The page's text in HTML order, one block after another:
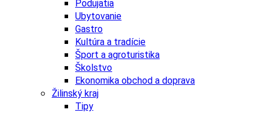
Podujatia
Ubytovanie
Gastro
Kultúra a tradície
Šport a agroturistika
Školstvo
Ekonomika obchod a doprava
Žilinský kraj
Tipy